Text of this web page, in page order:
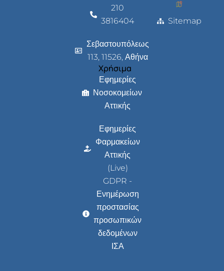
210
3816404
Σεβαστουπόλεως
113, 11526, Αθήνα
Χρήσιμα
Εφημερίες
Νοσοκομείων
Αττικής
Εφημερίες
Φαρμακείων
Αττικής
(Live)
GDPR -
Ενημέρωση
προστασίας
προσωπικών
δεδομένων
ΙΣΑ
Sitemap